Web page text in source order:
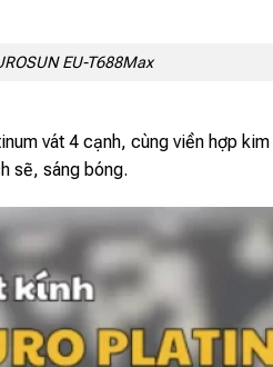
EU-T688Max
vát 4 cạnh, cùng viền hợp
sẽ, sáng bóng.